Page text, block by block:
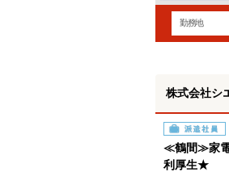
勤務地
株式会社シ
派遣社員
≪鶴間≫家電
利厚生★